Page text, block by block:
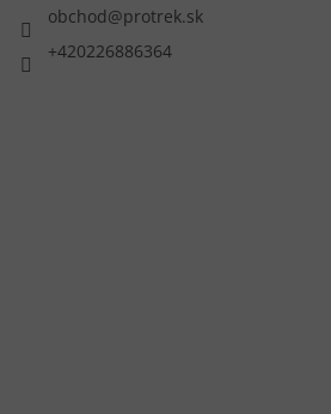
obchod@protrek.sk
+420226886364